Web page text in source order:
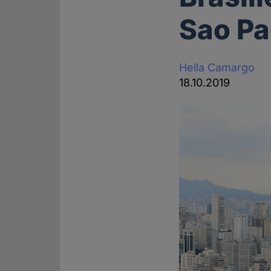
Sao
Hella Camargo
18.10.2019